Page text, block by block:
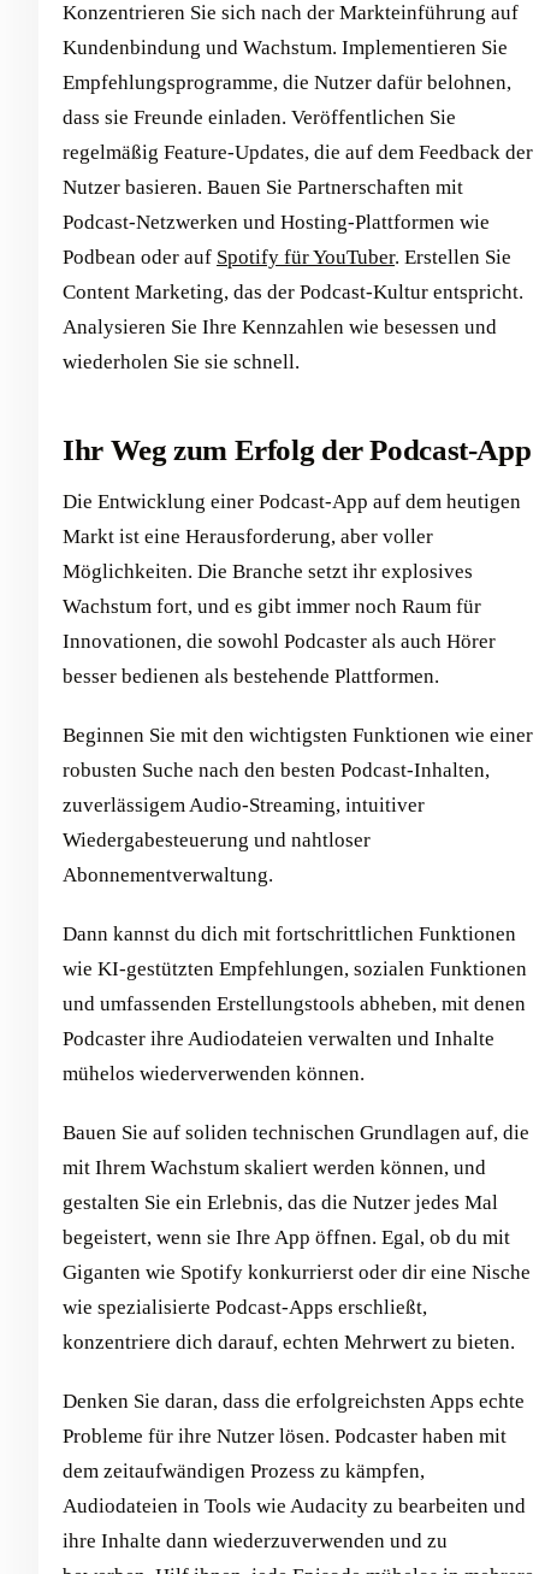
Konzentrieren Sie sich nach der Markteinführung auf
Kundenbindung und Wachstum. Implementieren Sie
Empfehlungsprogramme, die Nutzer dafür belohnen,
dass sie Freunde einladen. Veröffentlichen Sie
regelmäßig Feature-Updates, die auf dem Feedback der
Nutzer basieren. Bauen Sie Partnerschaften mit
Podcast-Netzwerken und Hosting-Plattformen wie
Podbean oder auf Spotify für YouTuber. Erstellen Sie
Content Marketing, das der Podcast-Kultur entspricht.
Analysieren Sie Ihre Kennzahlen wie besessen und
wiederholen Sie sie schnell.
Ihr Weg zum Erfolg der Podcast-App
Die Entwicklung einer Podcast-App auf dem heutigen
Markt ist eine Herausforderung, aber voller
Möglichkeiten. Die Branche setzt ihr explosives
Wachstum fort, und es gibt immer noch Raum für
Innovationen, die sowohl Podcaster als auch Hörer
besser bedienen als bestehende Plattformen.
Beginnen Sie mit den wichtigsten Funktionen wie einer
robusten Suche nach den besten Podcast-Inhalten,
zuverlässigem Audio-Streaming, intuitiver
Wiedergabesteuerung und nahtloser
Abonnementverwaltung.
Dann kannst du dich mit fortschrittlichen Funktionen
wie KI-gestützten Empfehlungen, sozialen Funktionen
und umfassenden Erstellungstools abheben, mit denen
Podcaster ihre Audiodateien verwalten und Inhalte
mühelos wiederverwenden können.
Bauen Sie auf soliden technischen Grundlagen auf, die
mit Ihrem Wachstum skaliert werden können, und
gestalten Sie ein Erlebnis, das die Nutzer jedes Mal
begeistert, wenn sie Ihre App öffnen. Egal, ob du mit
Giganten wie Spotify konkurrierst oder dir eine Nische
wie spezialisierte Podcast-Apps erschließt,
konzentriere dich darauf, echten Mehrwert zu bieten.
Denken Sie daran, dass die erfolgreichsten Apps echte
Probleme für ihre Nutzer lösen. Podcaster haben mit
dem zeitaufwändigen Prozess zu kämpfen,
Audiodateien in Tools wie Audacity zu bearbeiten und
ihre Inhalte dann wiederzuverwenden und zu